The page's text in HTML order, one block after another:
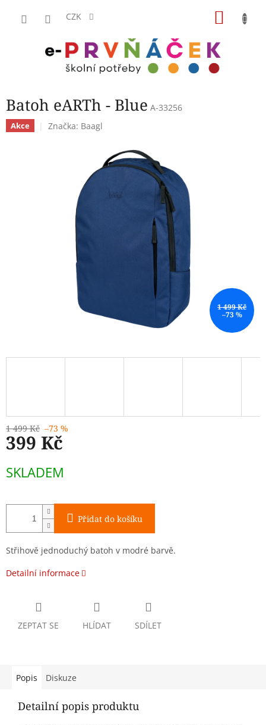
CZK
Batoh eARTh - Blue A-33256
Akce Značka: Baagl
1 499 Kč
–73 %
1 499 Kč –73 %
399 Kč
cena:
SKLADEM
Přidat do košíku
Střihově jednoduchý batoh v modré barvě.
Detailní informace
ZEPTAT SE HLÍDAT SDÍLET
Popis Diskuze
Detailní popis produktu